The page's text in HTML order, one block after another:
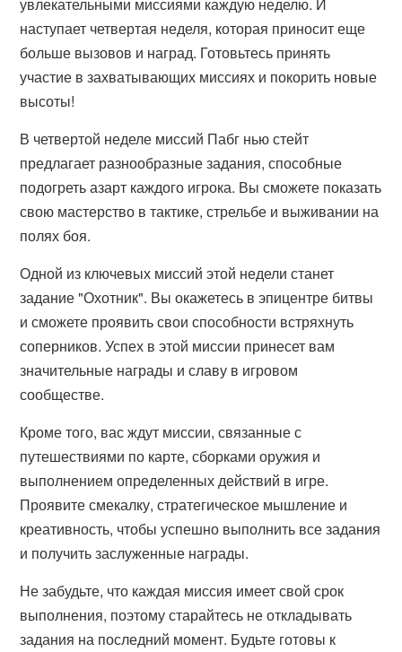
наступает четвертая неделя, которая приносит еще
больше вызовов и наград. Готовьтесь принять
участие в захватывающих миссиях и покорить новые
высоты!
В четвертой неделе миссий Пабг нью стейт
предлагает разнообразные задания, способные
подогреть азарт каждого игрока. Вы сможете показать
свою мастерство в тактике, стрельбе и выживании на
полях боя.
Одной из ключевых миссий этой недели станет
задание "Охотник". Вы окажетесь в эпицентре битвы
и сможете проявить свои способности встряхнуть
соперников. Успех в этой миссии принесет вам
значительные награды и славу в игровом
сообществе.
Кроме того, вас ждут миссии, связанные с
путешествиями по карте, сборками оружия и
выполнением определенных действий в игре.
Проявите смекалку, стратегическое мышление и
креативность, чтобы успешно выполнить все задания
и получить заслуженные награды.
Не забудьте, что каждая миссия имеет свой срок
выполнения, поэтому старайтесь не откладывать
задания на последний момент. Будьте готовы к